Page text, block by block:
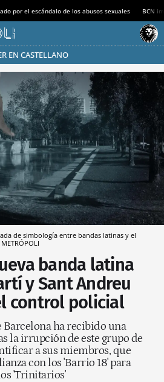
por el escándalo de los abusos sexuales BCN
EN CASTELLANO
MODO AHORRO
de simbología entre bandas latinas y el
METRÓPOLI
banda latina
y Sant Andreu
control policial
Barcelona ha recibido una
la irrupción de este grupo de
a sus miembros, que
con los 'Barrio 18' para
'Trinitarios'